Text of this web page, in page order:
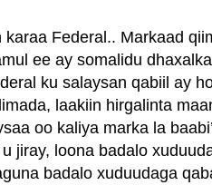
Federal.. Markaad
ee ay somalidu
ku salaysan qabiil ay
laakiin hirgalinta
oo kaliya marka la
jiray, loona badalo
badalo xuduudaga